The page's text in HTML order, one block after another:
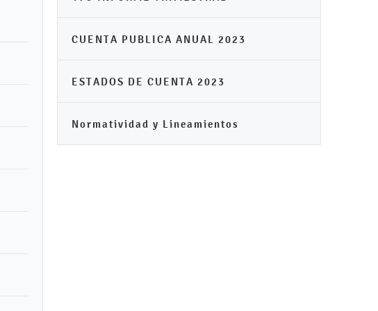
CUENTA PUBLICA ANUAL 2023
ESTADOS DE CUENTA 2023
Normatividad y Lineamientos